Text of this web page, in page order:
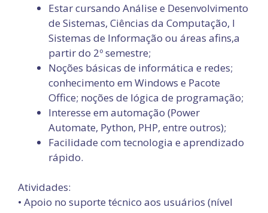
Estar cursando Análise e Desenvolvimento
de Sistemas, Ciências da Computação, l
Sistemas de Informação ou áreas afins,a
partir do 2º semestre;
Noções básicas de informática e redes;
conhecimento em Windows e Pacote
Office; noções de lógica de programação;
Interesse em automação (Power
Automate, Python, PHP, entre outros);
Facilidade com tecnologia e aprendizado
rápido.
Atividades:
• Apoio no suporte técnico aos usuários (nível